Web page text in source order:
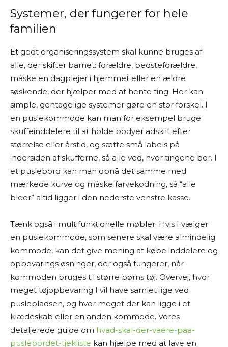
Systemer, der fungerer for hele
familien
Et godt organiseringssystem skal kunne bruges af
alle, der skifter barnet: forældre, bedsteforældre,
måske en dagplejer i hjemmet eller en ældre
søskende, der hjælper med at hente ting. Her kan
simple, gentagelige systemer gøre en stor forskel. I
en puslekommode kan man for eksempel bruge
skuffeinddelere til at holde bodyer adskilt efter
størrelse eller årstid, og sætte små labels på
indersiden af skufferne, så alle ved, hvor tingene bor. I
et puslebord kan man opnå det samme med
mærkede kurve og måske farvekodning, så “alle
bleer” altid ligger i den nederste venstre kasse.
Tænk også i multifunktionelle møbler: Hvis I vælger
en puslekommode, som senere skal være almindelig
kommode, kan det give mening at købe inddelere og
opbevaringsløsninger, der også fungerer, når
kommoden bruges til større børns tøj. Overvej, hvor
meget tøjopbevaring I vil have samlet lige ved
puslepladsen, og hvor meget der kan ligge i et
klædeskab eller en anden kommode. Vores
detaljerede guide om hvad-skal-der-vaere-paa-
puslebordet-tjekliste kan hjælpe med at lave en